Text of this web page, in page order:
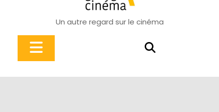
Un autre regard sur le cinéma
Open